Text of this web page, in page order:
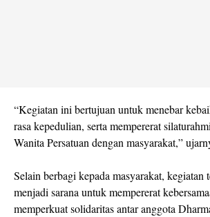
“Kegiatan ini bertujuan untuk menebar
rasa kepedulian, serta mempererat
Wanita Persatuan dengan masyarakat,”
Selain berbagi kepada masyarakat, kegiatan
menjadi sarana untuk mempererat
memperkuat solidaritas antar anggota